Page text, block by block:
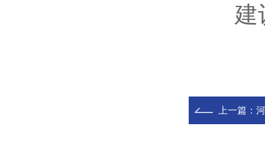
建议
上一篇：